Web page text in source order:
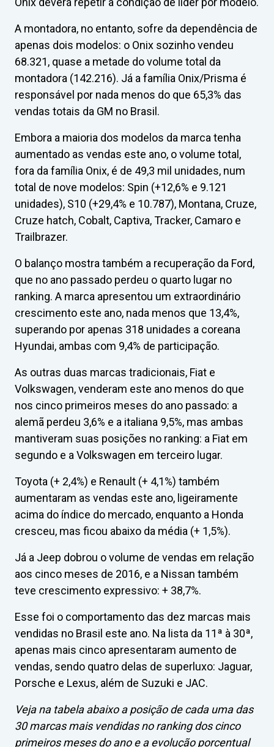
A montadora, no entanto, sofre da dependência de
apenas dois modelos: o Onix sozinho vendeu
68.321, quase a metade do volume total da
montadora (142.216). Já a família Onix/Prisma é
responsável por nada menos do que 65,3% das
vendas totais da GM no Brasil.
Embora a maioria dos modelos da marca tenha
aumentado as vendas este ano, o volume total,
fora da família Onix, é de 49,3 mil unidades, num
total de nove modelos: Spin (+12,6% e 9.121
unidades), S10 (+29,4% e 10.787), Montana, Cruze,
Cruze hatch, Cobalt, Captiva, Tracker, Camaro e
Trailbrazer.
O balanço mostra também a recuperação da Ford,
que no ano passado perdeu o quarto lugar no
ranking. A marca apresentou um extraordinário
crescimento este ano, nada menos que 13,4%,
superando por apenas 318 unidades a coreana
Hyundai, ambas com 9,4% de participação.
As outras duas marcas tradicionais, Fiat e
Volkswagen, venderam este ano menos do que
nos cinco primeiros meses do ano passado: a
alemã perdeu 3,6% e a italiana 9,5%, mas ambas
mantiveram suas posições no ranking: a Fiat em
segundo e a Volkswagen em terceiro lugar.
Toyota (+ 2,4%) e Renault (+ 4,1%) também
aumentaram as vendas este ano, ligeiramente
acima do índice do mercado, enquanto a Honda
cresceu, mas ficou abaixo da média (+ 1,5%).
Já a Jeep dobrou o volume de vendas em relação
aos cinco meses de 2016, e a Nissan também
teve crescimento expressivo: + 38,7%.
Esse foi o comportamento das dez marcas mais
vendidas no Brasil este ano. Na lista da 11ª à 30ª,
apenas mais cinco apresentaram aumento de
vendas, sendo quatro delas de superluxo: Jaguar,
Porsche e Lexus, além de Suzuki e JAC.
Veja na tabela abaixo a posição de cada uma das
30 marcas mais vendidas no ranking dos cinco
primeiros meses do ano e a evolução porcentual